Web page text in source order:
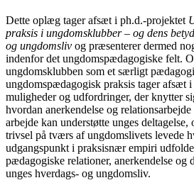
Dette oplæg tager afsæt i ph.d.-projektet
praksis i ungdomsklubber – og dens
og ungdomsliv og præsenterer dermed
indenfor det ungdomspædagogiske felt.
ungdomsklubben som et særligt
ungdomspædagogisk praksis tager afsæt i
muligheder og udfordringer, der knytter
hvordan anerkendelse og
arbejde kan understøtte unges
trivsel på tværs af ungdomslivets levede
udgangspunkt i praksisnær empiri
pædagogiske relationer, anerkendelse og
unges hverdags- og ungdomsliv.